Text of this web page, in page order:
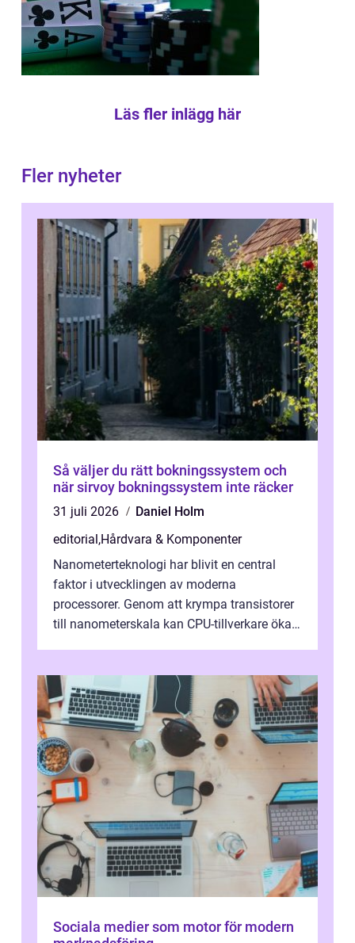
Läs fler inlägg här
Fler nyheter
Så väljer du rätt bokningssystem och
när sirvoy bokningssystem inte räcker
31 juli 2026
Daniel Holm
editorial,Hårdvara & Komponenter
Nanometerteknologi har blivit en central
faktor i utvecklingen av moderna
processorer. Genom att krympa transistorer
till nanometerskala kan CPU-tillverkare öka
Sociala medier som motor för modern